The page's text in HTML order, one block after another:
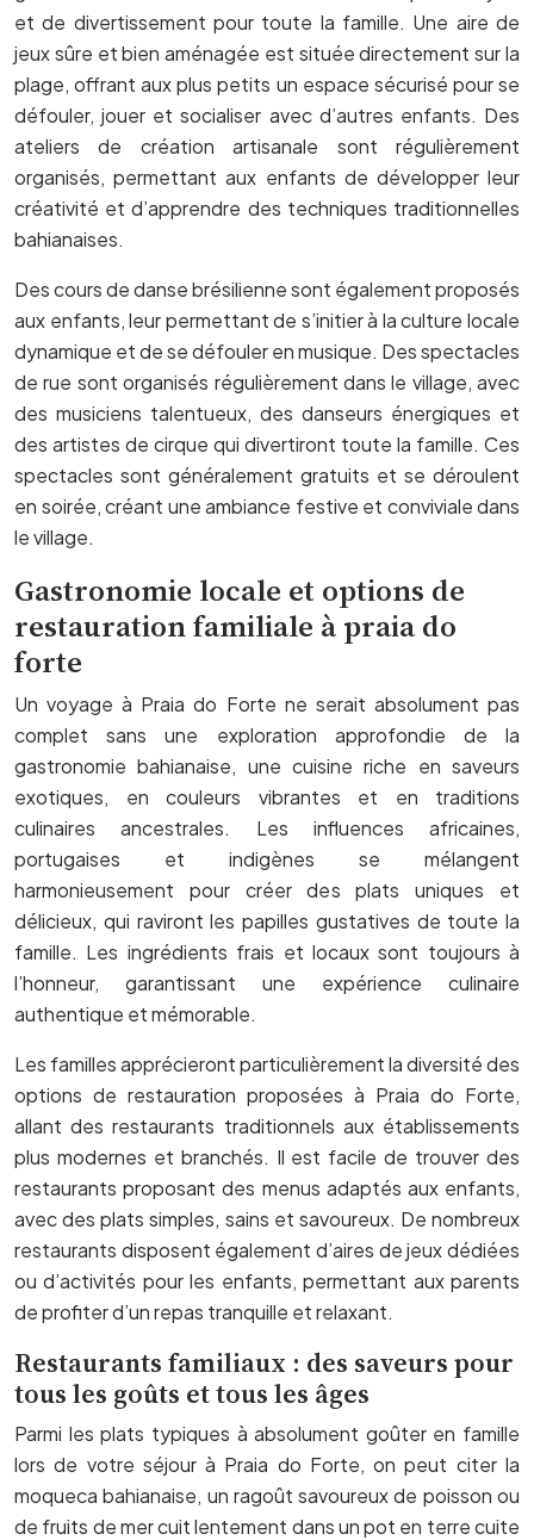
et de divertissement pour toute la famille. Une aire de
jeux sûre et bien aménagée est située directement sur la
plage, offrant aux plus petits un espace sécurisé pour se
défouler, jouer et socialiser avec d’autres enfants. Des
ateliers de création artisanale sont régulièrement
organisés, permettant aux enfants de développer leur
créativité et d’apprendre des techniques traditionnelles
bahianaises.
Des cours de danse brésilienne sont également proposés
aux enfants, leur permettant de s’initier à la culture locale
dynamique et de se défouler en musique. Des spectacles
de rue sont organisés régulièrement dans le village, avec
des musiciens talentueux, des danseurs énergiques et
des artistes de cirque qui divertiront toute la famille. Ces
spectacles sont généralement gratuits et se déroulent
en soirée, créant une ambiance festive et conviviale dans
le village.
Gastronomie locale et options de
restauration familiale à praia do
forte
Un voyage à Praia do Forte ne serait absolument pas
complet sans une exploration approfondie de la
gastronomie bahianaise, une cuisine riche en saveurs
exotiques, en couleurs vibrantes et en traditions
culinaires ancestrales. Les influences africaines,
portugaises et indigènes se mélangent
harmonieusement pour créer des plats uniques et
délicieux, qui raviront les papilles gustatives de toute la
famille. Les ingrédients frais et locaux sont toujours à
l’honneur, garantissant une expérience culinaire
authentique et mémorable.
Les familles apprécieront particulièrement la diversité des
options de restauration proposées à Praia do Forte,
allant des restaurants traditionnels aux établissements
plus modernes et branchés. Il est facile de trouver des
restaurants proposant des menus adaptés aux enfants,
avec des plats simples, sains et savoureux. De nombreux
restaurants disposent également d’aires de jeux dédiées
ou d’activités pour les enfants, permettant aux parents
de profiter d’un repas tranquille et relaxant.
Restaurants familiaux : des saveurs pour
tous les goûts et tous les âges
Parmi les plats typiques à absolument goûter en famille
lors de votre séjour à Praia do Forte, on peut citer la
moqueca bahianaise, un ragoût savoureux de poisson ou
de fruits de mer cuit lentement dans un pot en terre cuite